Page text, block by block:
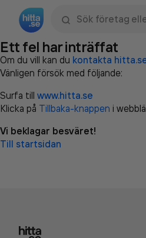
Ett fel har inträffat
Om du vill kan du kontakta
Vänligen försök med följande:
Surfa till www.hitta.se
Klicka på Tillbaka-knappen i
Vi beklagar besväret!
Till startsidan